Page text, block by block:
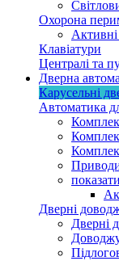
Охорона
Клавіатури
Централі та
Дверна
Карусельні
Автоматика
Дверні
Дверні